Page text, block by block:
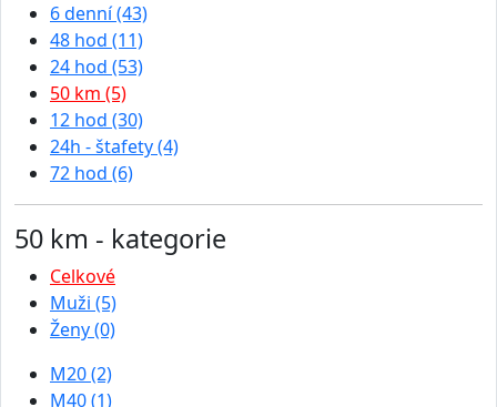
6 denní (43)
48 hod (11)
24 hod (53)
50 km (5)
12 hod (30)
24h - štafety (4)
72 hod (6)
50 km - kategorie
Celkové
Muži (5)
Ženy (0)
M20 (2)
M40 (1)